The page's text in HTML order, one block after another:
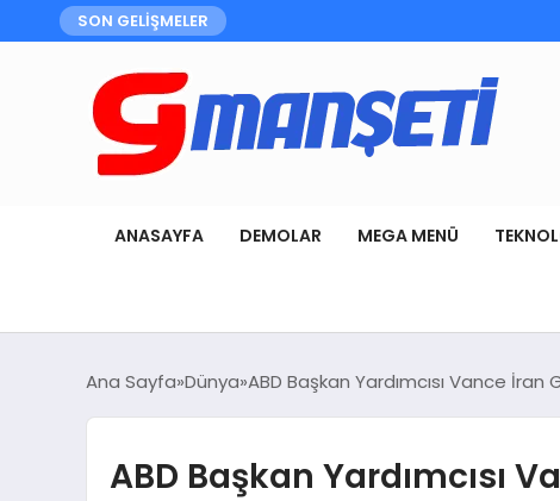
SON GELİŞMELER
ANASAYFA DEMOLAR MEGA MENÜ
Ana Sayfa Dünya ABD Başkan Yardımcısı Vance
ABD Başkan Yardımcısı